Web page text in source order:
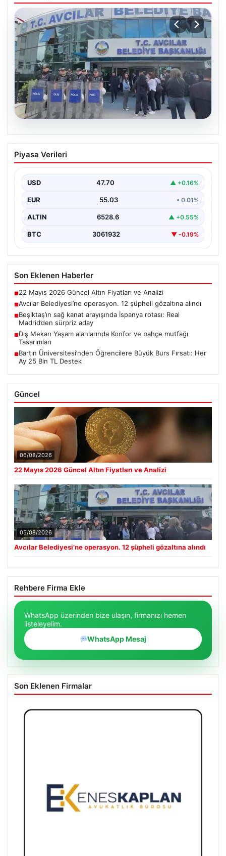
05.08.2026
Avcılar Belediyesi’ne operasyon. 12
şüpheli gözaltına alındı
Piyasa Verileri
USD 47.70 ▲ +0.16%
EUR 55.03 • 0.01%
ALTIN 6528.6 ▲ +0.55%
BTC 3061932 ▼ -0.19%
Son Eklenen Haberler
■22 Mayıs 2026 Güncel Altın Fiyatları ve Analizi
■Avcılar Belediyesi’ne operasyon. 12 şüpheli gözaltına alındı
■Beşiktaş’ın sağ kanat arayışında İspanya rotası: Real
Madrid’den sürpriz aday
■Dış Mekan Yaşam alanlarında Konfor ve bahçe mutfağı
Tasarımları
■Bartın Üniversitesi’nden Öğrencilere Büyük Burs Fırsatı: Her
Ay 25 Bin TL Destek
Güncel
06/08/2026
22 Mayıs 2026 Güncel Altın Fiyatları ve Analizi
05/08/2026
Avcılar Belediyesi’ne operasyon. 12 şüpheli gözaltına alındı
Rehbere Firma Ekle
WhatsApp üzerinden bize ulaşın, firmanızı hemen
listeleyelim.
WhatsApp Mesaj
Son Eklenen Firmalar